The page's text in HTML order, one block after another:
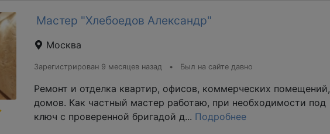
Мастер "Хлебоедов Александр"
Москва
Зарегистрирован 9 месяцев назад • Был на сайте давно
Ремонт и отделка квартир, офисов, коммерческих помещений,
домов. Как частный мастер работаю, при необходимости под
ключ с проверенной бригадой д... Подробнее